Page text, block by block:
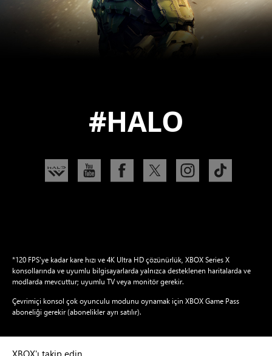
#HALO
*120 FPS'ye kadar kare hızı ve 4K Ultra HD çözünürlük, XBOX Series X
konsollarında ve uyumlu bilgisayarlarda yalnızca desteklenen haritalarda ve
Çevrimiçi konsol çok oyunculu modunu oynamak için XBOX Game Pass